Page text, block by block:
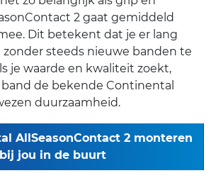
2 gaat gemiddeld
Dit betekent dat je er lang
steeds nieuwe banden te
je waarde en kwaliteit zoekt,
de bekende Continental
duurzaamheid.
AllSeasonContact 2 monteren
bij jou in de buurt